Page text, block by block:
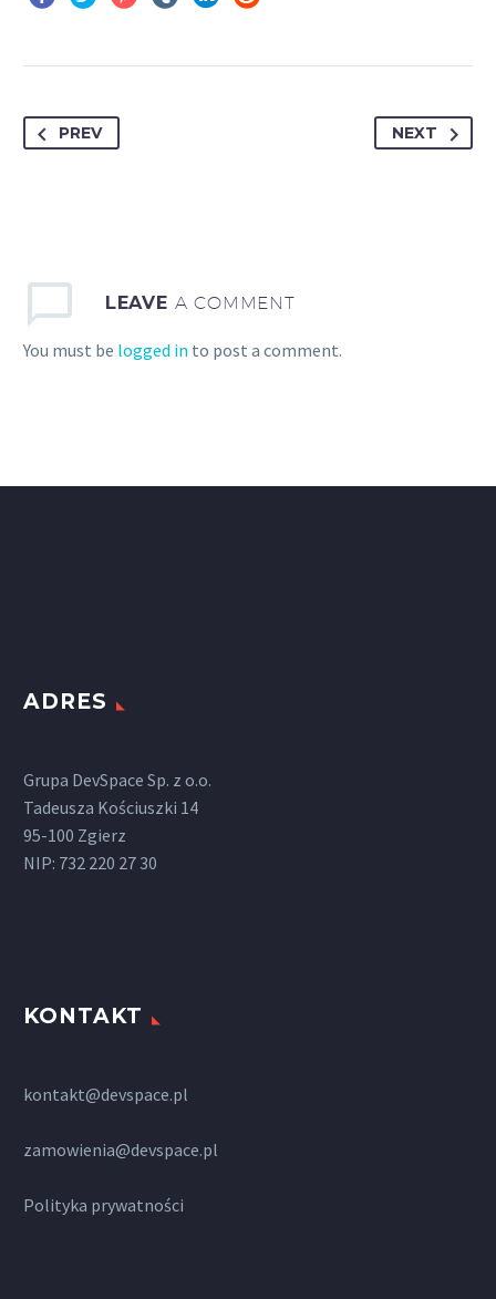
PREV NEXT
LEAVE A COMMENT
You must be logged in to post a comment.
ADRES
Grupa DevSpace Sp. z o.o.
Tadeusza Kościuszki 14
95-100 Zgierz
NIP: 732 220 27 30
KONTAKT
kontakt@devspace.pl
zamowienia@devspace.pl
Polityka prywatności